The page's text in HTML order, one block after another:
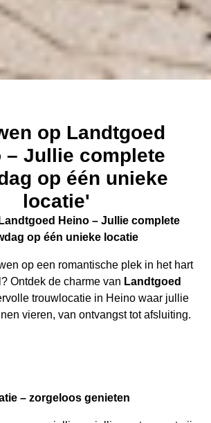
op Landtgoed
– Jullie complete
op één unieke
locatie'
Heino – Jullie complete
op één unieke locatie
op een romantische plek in het hart
Ontdek de charme van Landtgoed
trouwlocatie in Heino waar jullie
vieren, van ontvangst tot afsluiting.
– zorgeloos genieten